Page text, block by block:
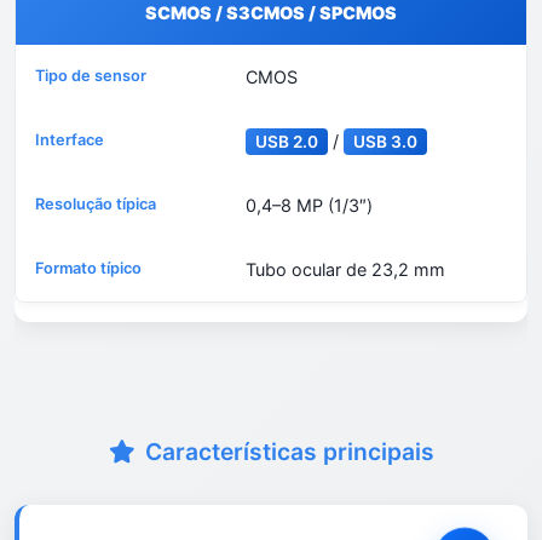
SCMOS / S3CMOS / SPCMOS
CMOS
USB 2.0 / USB 3.0
0,4–8 MP (1/3″)
Tubo ocular de 23,2 mm
Características principais